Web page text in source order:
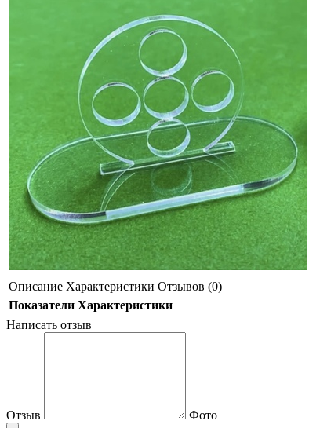
Описание Характеристики Отзывов (0)
Показатели Характеристики
Написать отзыв
Отзыв Фото